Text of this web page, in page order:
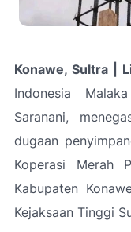
Konawe, Sultra |
Indonesia
Saranani,
dugaan
Koperasi Merah
Kabupaten
Kejaksaan Tinggi